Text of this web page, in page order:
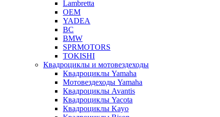
Lambretta
OEM
YADEA
BC
BMW
SPRMOTORS
TOKISHI
Квадроциклы и мотовездеходы
Квадроциклы Yamaha
Мотовездеходы Yamaha
Квадроциклы Avantis
Квадроциклы Yacota
Квадроциклы Kayo